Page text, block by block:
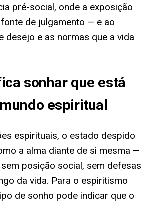
pré-social, onde a exposição
de julgamento — e ao
desejo e as normas que a vida
sonhar que está
espiritual
espirituais, o estado despido
a alma diante de si mesma —
posição social, sem defesas
da vida. Para o espiritismo
de sonho pode indicar que o